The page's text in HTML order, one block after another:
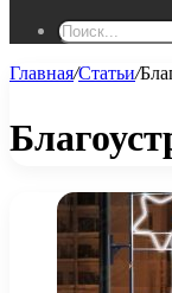
Главная/Статьи/